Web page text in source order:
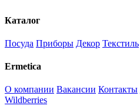
Каталог
Посуда Приборы Декор Текстиль
Ermetica
О компании Вакансии Контакты
Wildberries